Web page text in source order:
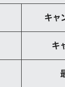
キャ
キ